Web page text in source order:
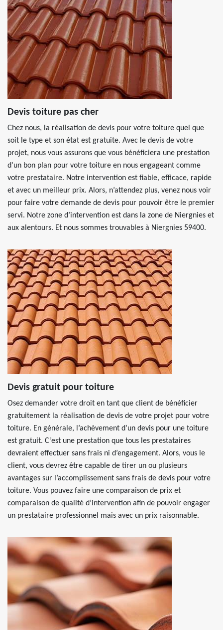
Devis toiture pas cher
Chez nous, la réalisation de devis pour votre toiture quel que
soit le type et son état est gratuite. Avec le devis de votre
projet, nous vous assurons que vous bénéficiera une prestation
d’un bon plan pour votre toiture en nous engageant comme
votre prestataire. Notre intervention est fiable, efficace, rapide
et avec un meilleur prix. Alors, n’attendez plus, venez nous voir
pour faire votre demande de devis pour pouvoir être le premier
servi. Notre zone d’intervention est dans la zone de Niergnies et
aux alentours. Et nous sommes trouvables à Niergnies 59400.
Devis gratuit pour toiture
Osez demander votre droit en tant que client de bénéficier
gratuitement la réalisation de devis de votre projet pour votre
toiture. En générale, l’achèvement d’un devis pour une toiture
est gratuit. C’est une prestation que tous les prestataires
devraient effectuer sans frais ni d’engagement. Alors, vous le
client, vous devrez être capable de tirer un ou plusieurs
avantages sur l’accomplissement sans frais de devis pour votre
toiture. Vous pouvez faire une comparaison de prix et
comparaison de qualité d’intervention afin de pouvoir engager
un prestataire professionnel mais avec un prix raisonnable.